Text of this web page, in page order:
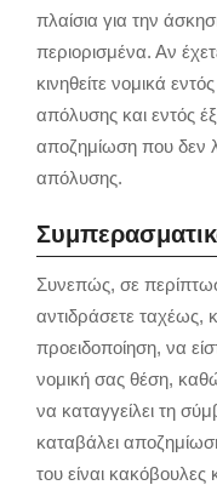
πλαίσια για την
περιορισμένα. Αν
κινηθείτε νομικά
απόλυσης και εντός
αποζημίωση που δεν
απόλυσης.
Συνεπώς, σε
αντιδράσετε ταχέως,
προειδοποίηση, να
νομική σας θέση,
να καταγγείλει τη
καταβάλει
του είναι κακόβουλες